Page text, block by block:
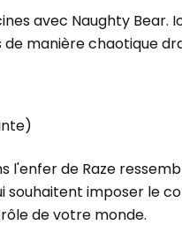
avec Naughty Bear.
manière chaotique
l'enfer de Raze
souhaitent imposer le
de votre monde.